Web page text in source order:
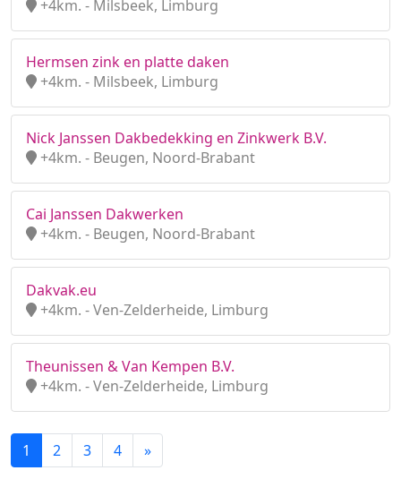
+4km. - Milsbeek, Limburg
Hermsen zink en platte daken
+4km. - Milsbeek, Limburg
Nick Janssen Dakbedekking en Zinkwerk B.V.
+4km. - Beugen, Noord-Brabant
Cai Janssen Dakwerken
+4km. - Beugen, Noord-Brabant
Dakvak.eu
+4km. - Ven-Zelderheide, Limburg
Theunissen & Van Kempen B.V.
+4km. - Ven-Zelderheide, Limburg
1 2 3 4 »